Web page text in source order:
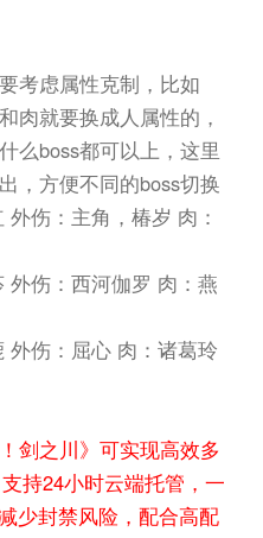
考虑属性克制，比如
肉就要换成人属性的，
么boss都可以上，这里
，方便不同的boss切换
伤：主角，椿岁 肉：
外伤：西河伽罗 肉：燕
外伤：屈心 肉：诸葛玲
剑之川》可实现高效多
持24小时云端托管，一
少封禁风险，配合高配